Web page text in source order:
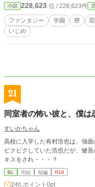
小説 228,623 位 / 228,623件
ファンタジー 学園 寮
いじめ
21
同室者の怖い彼と、僕
すいかちゃん
高校に入学した有村浩也は、強
ビクビクしていた浩也だが、健
キスをされ・・・？
BL 完結 短編 R18
24h.ポイント 0pt